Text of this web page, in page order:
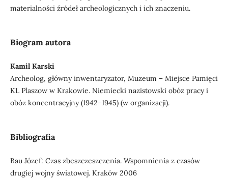
materialności źródeł archeologicznych i ich znaczeniu.
Biogram autora
Kamil Karski
Archeolog, główny inwentaryzator, Muzeum – Miejsce Pamięci
KL Plaszow w Krakowie. Niemiecki nazistowski obóz pracy i
obóz koncentracyjny (1942–1945) (w organizacji).
Bibliografia
Bau Józef: Czas zbeszczeszczenia. Wspomnienia z czasów
drugiej wojny światowej. Kraków 2006